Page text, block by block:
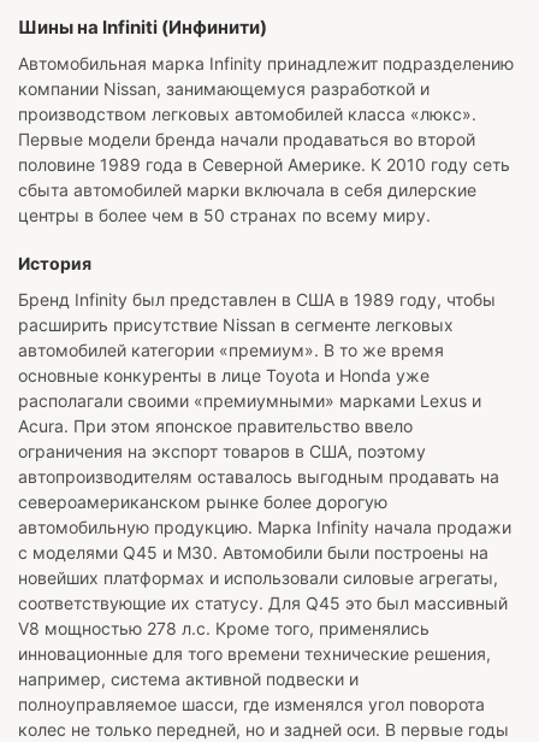
Шины на Infiniti (Инфинити)
Автомобильная марка Infinity принадлежит подразделению
компании Nissan, занимающемуся разработкой и
производством легковых автомобилей класса «люкс».
Первые модели бренда начали продаваться во второй
половине 1989 года в Северной Америке. К 2010 году сеть
сбыта автомобилей марки включала в себя дилерские
центры в более чем в 50 странах по всему миру.
История
Бренд Infinity был представлен в США в 1989 году, чтобы
расширить присутствие Nissan в сегменте легковых
автомобилей категории «премиум». В то же время
основные конкуренты в лице Toyota и Honda уже
располагали своими «премиумными» марками Lexus и
Acura. При этом японское правительство ввело
ограничения на экспорт товаров в США, поэтому
автопроизводителям оставалось выгодным продавать на
североамериканском рынке более дорогую
автомобильную продукцию. Марка Infinity начала продажи
с моделями Q45 и M30. Автомобили были построены на
новейших платформах и использовали силовые агрегаты,
соответствующие их статусу. Для Q45 это был массивный
V8 мощностью 278 л.с. Кроме того, применялись
инновационные для того времени технические решения,
например, система активной подвески и
полноуправляемое шасси, где изменялся угол поворота
колес не только передней, но и задней оси. В первые годы